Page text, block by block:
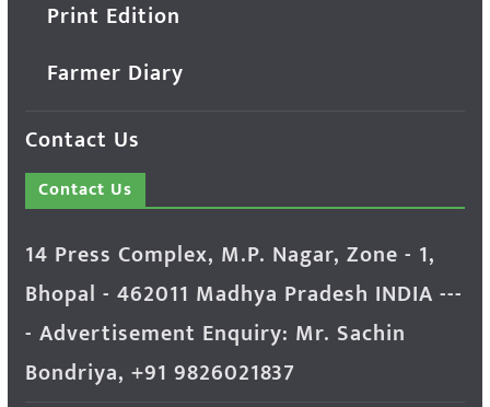
Print Edition
Farmer Diary
Contact Us
Contact Us
14 Press Complex, M.P. Nagar, Zone - 1,
Bhopal - 462011 Madhya Pradesh INDIA ---
- Advertisement Enquiry: Mr. Sachin
Bondriya, +91 9826021837